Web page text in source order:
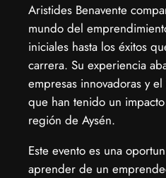
​Aristides Benavente
mundo del
iniciales hasta los éxitos
carrera. Su experiencia
empresas innovadoras y
que han tenido un
región de Aysén.
​Este evento es una
aprender de un